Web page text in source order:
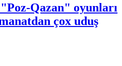
Qazan" oyunları
çox uduş